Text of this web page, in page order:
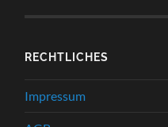
RECHTLICHES
Impressum